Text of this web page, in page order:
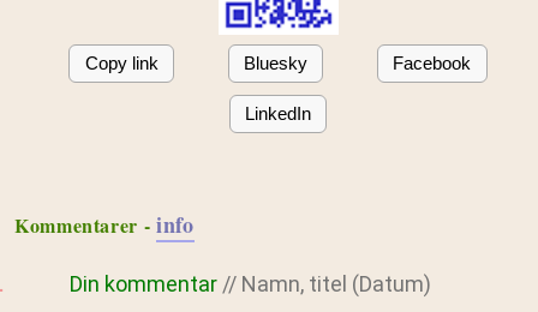
Copy link Bluesky Facebook
LinkedIn
Kommentarer - info
Din kommentar // Namn, titel (Datum)